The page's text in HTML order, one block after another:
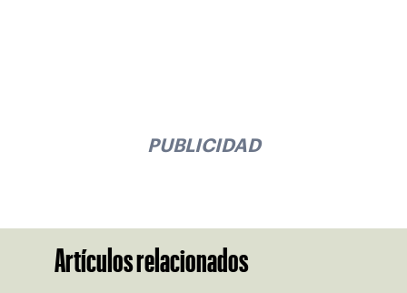
PUBLICIDAD
Artículos relacionados